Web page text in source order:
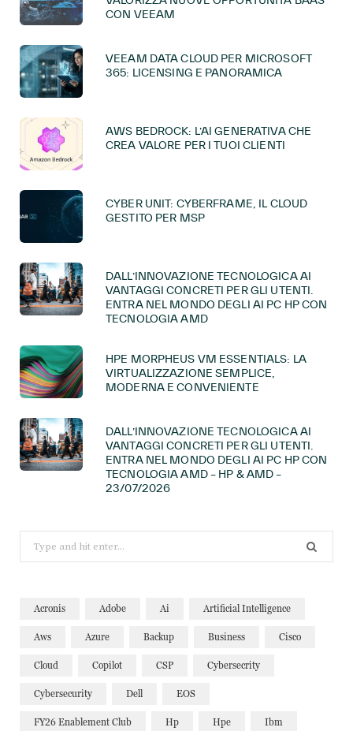
CON VEEAM
VEEAM DATA CLOUD PER MICROSOFT
365: LICENSING E PANORAMICA
AWS BEDROCK: L’AI GENERATIVA CHE
CREA VALORE PER I TUOI CLIENTI
CYBER UNIT: CYBERFRAME, IL CLOUD
GESTITO PER MSP
DALL’INNOVAZIONE TECNOLOGICA AI
VANTAGGI CONCRETI PER GLI UTENTI.
ENTRA NEL MONDO DEGLI AI PC HP CON
TECNOLOGIA AMD
HPE MORPHEUS VM ESSENTIALS: LA
VIRTUALIZZAZIONE SEMPLICE,
MODERNA E CONVENIENTE
DALL’INNOVAZIONE TECNOLOGICA AI
VANTAGGI CONCRETI PER GLI UTENTI.
ENTRA NEL MONDO DEGLI AI PC HP CON
TECNOLOGIA AMD – HP & AMD –
23/07/2026
for:
Acronis Adobe Ai Artificial Intelligence
Aws Azure Backup Business Cisco
Cloud Copilot CSP Cybersecrity
Cybersecurity Dell EOS
FY26 Enablement Club Hp Hpe Ibm